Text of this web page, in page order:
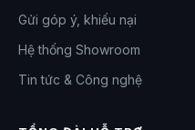
Gửi góp ý, khiếu nại
Hệ thống Showroom
Tin tức & Công nghệ